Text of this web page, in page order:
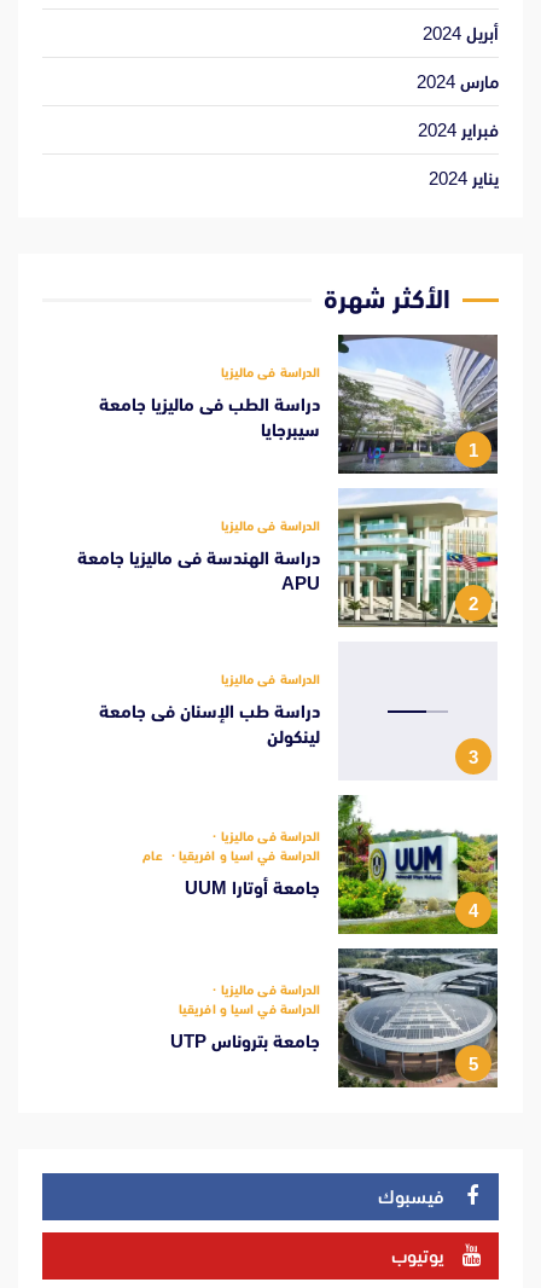
أبريل 2024
مارس 2024
فبراير 2024
يناير 2024
الأكثر شهرة
1
الدراسة فى ماليزيا
دراسة الطب فى ماليزيا جامعة
سيبرجايا
2
الدراسة فى ماليزيا
دراسة الهندسة فى ماليزيا جامعة
APU
3
الدراسة فى ماليزيا
دراسة طب الإسنان فى جامعة
لينكولن
4
الدراسة فى ماليزيا
الدراسة في اسيا و افريقيا
عام
جامعة أوتارا UUM
5
الدراسة فى ماليزيا
الدراسة في اسيا و افريقيا
جامعة بتروناس UTP
فيسبوك
يوتيوب